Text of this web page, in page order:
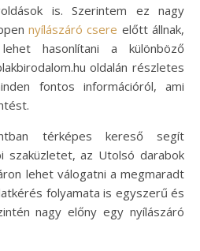
is. Szerintem ez nagy
nyílászáró csere előtt állnak,
hasonlítani a különböző
oldalán részletes
fontos információról, ami
térképes kereső segít
szaküzletet, az Utolsó darabok
lehet válogatni a megmaradt
folyamata is egyszerű és
nagy előny egy nyílászáró